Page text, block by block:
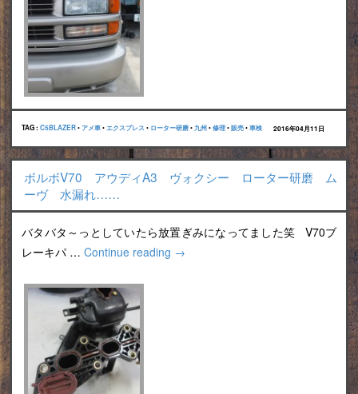
TAG : C5BLAZER•アメ車•エクスプレス• ローター研磨•九州•修理•販売•車検 2016年04月11日
ボルボV70 アウディA3 ヴォクシー ローター研磨 ム
ーヴ 水漏れ……
バタバタ～っとしていたら放置ぎみになってました笑 V70ブ
レーキパ … Continue reading →